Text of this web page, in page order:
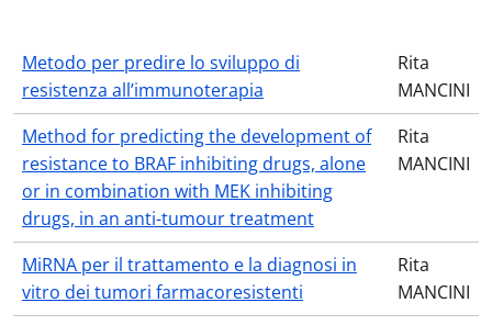
Metodo per predire lo sviluppo di
resistenza all’immunoterapia
Rita
MANCINI
Method for predicting the development of
resistance to BRAF inhibiting drugs, alone
or in combination with MEK inhibiting
drugs, in an anti-tumour treatment
Rita
MANCINI
MiRNA per il trattamento e la diagnosi in
vitro dei tumori farmacoresistenti
Rita
MANCINI